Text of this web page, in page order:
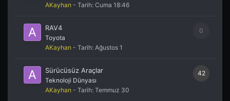
AKayhan - Tarih: Cuma 18:46
0
RAV4
Toyota
AKayhan - Tarih: Ağustos 1
42
Sürücüsüz Araçlar
Teknoloji Dünyası
AKayhan - Tarih: Temmuz 30